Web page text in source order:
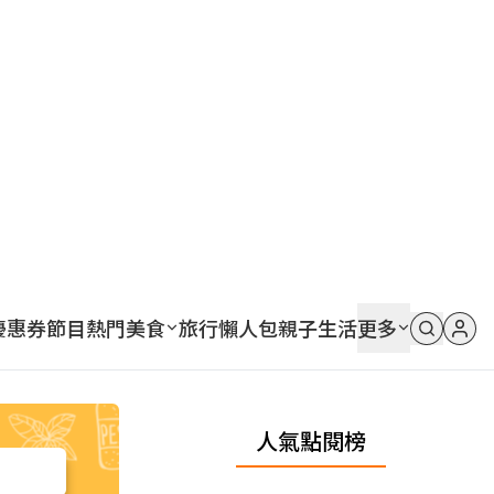
惠券節目熱門美食 旅行懶人包親子生活更多
人氣點閱榜